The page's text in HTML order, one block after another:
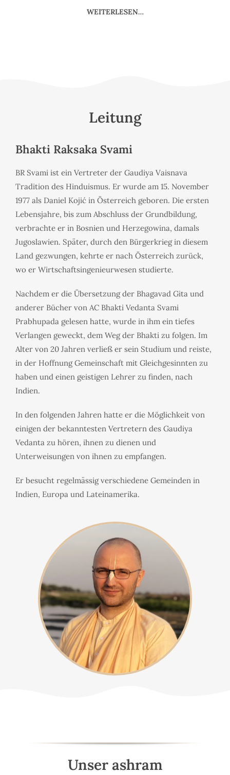
WEITERLESEN…
Leitung
Bhakti Raksaka Svami
BR Svami ist ein Vertreter der Gaudiya Vaisnava
Tradition des Hinduismus. Er wurde am 15. November
1977 als Daniel Kojić in Österreich geboren. Die ersten
Lebensjahre, bis zum Abschluss der Grundbildung,
verbrachte er in Bosnien und Herzegowina, damals
Jugoslawien. Später, durch den Bürgerkrieg in diesem
Land gezwungen, kehrte er nach Österreich zurück,
wo er Wirtschaftsingenieurwesen studierte.
Nachdem er die Übersetzung der Bhagavad Gita und
anderer Bücher von AC Bhakti Vedanta Svami
Prabhupada gelesen hatte, wurde in ihm ein tiefes
Verlangen geweckt, dem Weg der Bhakti zu folgen. Im
Alter von 20 Jahren verließ er sein Studium und reiste,
in der Hoffnung Gemeinschaft mit Gleichgesinnten zu
haben und einen geistigen Lehrer zu finden, nach
Indien.
In den folgenden Jahren hatte er die Möglichkeit von
einigen der bekanntesten Vertretern des Gaudiya
Vedanta zu hören, ihnen zu dienen und
Unterweisungen von ihnen zu empfangen.
Er besucht regelmässig verschiedene Gemeinden in
Indien, Europa und Lateinamerika.
Unser ashram